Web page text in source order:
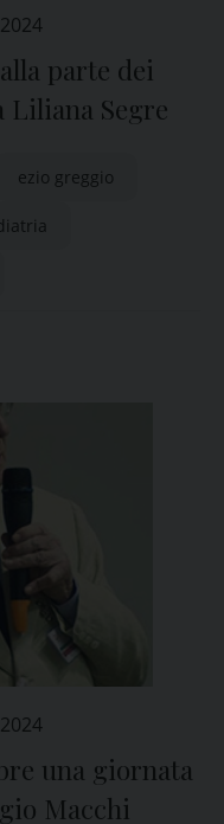
parte dei
Liliana Segre
ezio greggio
una giornata
Macchi